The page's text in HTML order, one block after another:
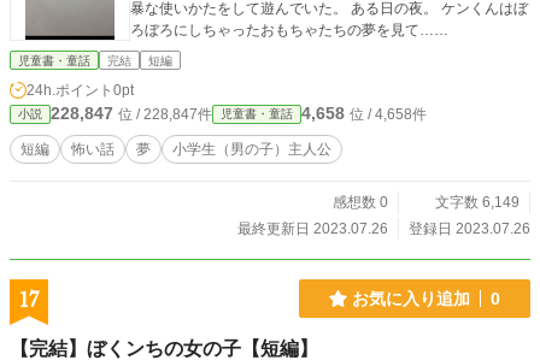
暴な使いかたをして遊んでいた。 ある日の夜。 ケンくんはぼ
ろぼろにしちゃったおもちゃたちの夢を見て……
児童書・童話 完結 短編
24h.ポイント 0pt
小説 228,847 位 / 228,847件 児童書・童話 4,658 位 / 4,658件
短編 怖い話 夢 小学生（男の子）主人公
感想数 0
文字数 6,149
最終更新日 2023.07.26
登録日 2023.07.26
17 お気に入り追加 0
【完結】ぼくンちの女の子【短編】